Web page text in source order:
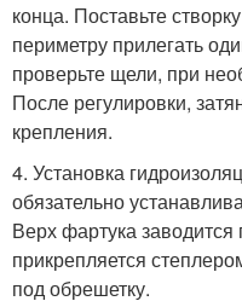
конца. Поставьте
периметру прилегать
проверьте щели, при
После регулировки,
крепления.
4. Установка
обязательно
Верх фартука
прикрепляется
под обрешетку.